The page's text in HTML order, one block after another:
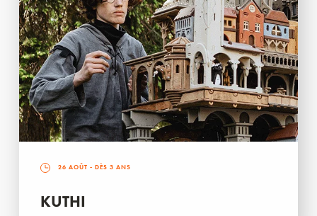
26 AOÛT - DÈS 3 ANS
KUTHI